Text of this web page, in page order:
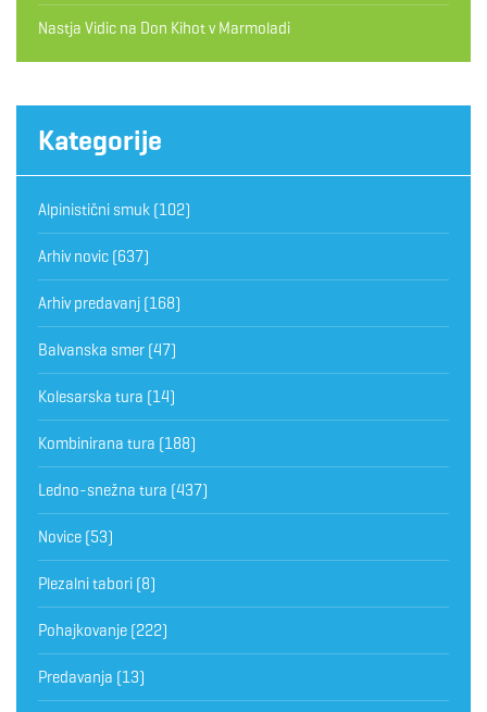
Nastja Vidic na Don Kihot v Marmoladi
Kategorije
Alpinistični smuk (102)
Arhiv novic (637)
Arhiv predavanj (168)
Balvanska smer (47)
Kolesarska tura (14)
Kombinirana tura (188)
Ledno-snežna tura (437)
Novice (53)
Plezalni tabori (8)
Pohajkovanje (222)
Predavanja (13)